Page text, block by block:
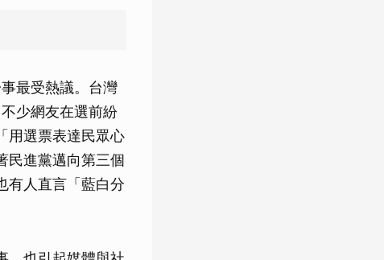
最受熱議。台灣
少網友在選前紛
用選票表達民眾心
民進黨邁向第三個
有人直言「藍白分